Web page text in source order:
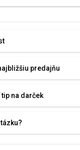
predajňu
na darček